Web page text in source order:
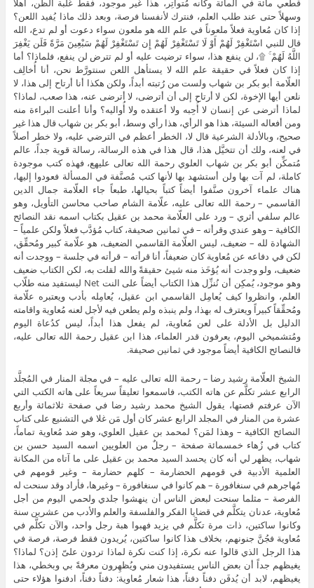
قطعي مائة في المائة وكأنه مُتواتِر، هذا غير موجود، فقط غلبة الظن، أهلاً
وسهلاً حتى عند طلب العلم، فنترك لأنفسنا فرصة، وبعد ذلك ماذا يُفيد اللعن؟
إذا كان مُعاوية فعلاً ملعوناً في علم الله هو ملعون سواء دعوت أو لم تدع، الله
قال للنبي اسْتَغْفِرْ لَهُمْ أَوْ لَا تَسْتَغْفِرْ لَهُمْ إِن تَسْتَغْفِرْ لَهُمْ سَبْعِينَ مَرَّةً فَلَن يَغْفِرَ
اللَّهُ لَهُمْ ۚ ۩، لن ينفع هذا، سواء ترضيت عليه أو لم تترض لن ينفع، فلماذا؟ أما
إذا كان فعلاً في حقيقة علم الله لا يستأهل اللعن سنتورَّط نحن، أنا أُخالِف
العلّامة أبو بكر بن شهاب ولست من رُتبته أبداً، ولكن هكذا أنا أرتاح إلى هذا، لا
نلعن أيها الإخوة، لكن لا أرتاح إلى أن أترضى، لا أترضى عنه، هذا صعب، لماذا؟
لماذا أترضى عن إنسان لا أُحِبه ولا أعتقده ولا أُواليه؟ وأنا أعلنت البراءة منه
ومن أفعاله السيئة، هذا هو الرأي، هذا رأي وسط، أبو بكر بن شهاب قال هذا غير
صحيح، وبالأدلة الشرعية قال لا، الخطر أعظم في الترضي عليه، ولا خطر أصلاً
في لعنه، ولك أن تتخيَّل هذا، قال هذا في هذه الرسالة، رسالة قوية جداً، عالم
مُتمكِّن أبو بكر بن شهاب العلوي رحمة الله تعالى عليهع، فهذه كتب موجودة
كاملة، لم آت بها ولن أستشهد بها لأنها كتب مُصنَّفة في المسألة فعودوا إليها،
هناك علماء آخرون صنَّفوا أيضاً كتباً بحيالها، طبعاً جاء العلّامة جمال الدين
القاسمي – رحمة الله تعالى عليه، علّامة الشام صاحب محاسن التأويل، وهو
عالم سلفي أثري – ورد على العلّامة محمد بن عقيل بكتاب اسمه نقد النصائح
الكافية – وهو عندي وقرأته – في ثمانين صحيفة، كتاب مُؤدَّب فعلاً ولكن علمياً –
الشهادة لله – ضعيف، ليس العلّامة القاسمي الضعيف، هو علّامة كبير ومُحقِّق،
لكن في دفاعه عن مُعاوية كان ضعيفاً، أنا قرأته – قرأته في جلسة – ووجدت أنه
ضعيف، ولو وجدت أنه يُؤخَذ منه شيئ حقيقةً والله لقلت به، لكن الكتاب ضعيف
وهو موجود، يُمكِن أن نُنزِّل هذا الكتاب أيضاً على النت Net ليستفيد منه طلّاب
العلم، وانظروا كيف يُعامِل القاسمي ابن عقيل، يُعامِله بأدب ويعتبره علّامة
ومُحقِّقاً كبيراً ويعترف له بهذا، ولم ينبذه ولم يطعن فيه لأجل لعنه مُعاوية واقامته
الدليل بل الأدلة على لعن مُعاوية، لم يفعل هذا أبداً، ليس كدُعاة اليوم
ومُتشميخي اليوم، يعرفون قدر العلماء، هذا ابن عقيل رحمة الله تعالى عليه،
فالنصائح الكافية أيضاً موجود في ثمانين صحيفة.
الشيخ العلّامة رشيد رضا – رحمة الله تعالى عليه – في مجلة المنار في المُجلَّد
الرابع عشر تكلَّم عن هاته الكتب، فاسمعوا تعليقاً سريعاً على هاته الكتب التي
الآن عرفتم قصتها، يقول الشيخ محمد رشيد رضا في صفحة ثلاثمائة وأربع
عشرة من المنار في المجلد الرابع عشر كان أول مَن غلا في التشنيع على كتاب
النصائح الكافية – وهذا لمَن؟ لمحمد بن عقيل العلوي، وهو ضد مُعاوية تماماً،
كتاب في زُهاء خمسمائة صفحة – رجلٌ من العلويين اسمه السيد حسن بن
شهاب، يظهر لي أنه كان يحسد السيد محمد بن عقيل على ما آتاه من المكانة
العلمية الأدبية في قومهم الحضارمة – كلهم حضارمة – وغير قومهم في
مُهاجرهم في سنغافورة – هم كانوا في سنغافورة – وغيرها، فأراد وقد سنحت له
الفرصة – مثلما سنحت لبعض الناس أن ينهشوا جلدي ولحمي اليوم من أجل
مُعاوية، عدنان يتكلَّم في قضايا الفكر والفلسفة والعلم والأدب من عشرين سنة
وكانوا ساكتين، ذات مرة تكلَّم في يزيد فهبوا هبة رجل واحد، والآن تكلَّم في
مُعاوية فجُنَّ جنونهم، بخلاف هذا كانوا ساكتين، يُريدون فقط فرصة، فرصة في
هذا الرجل الذي قالوا عنه نكرة، إذا كنت نكرة لماذا تردون علىّ إذن؟ لماذا؟
يغيظهم جداً أن بعض الناس يستفيدون مني ويُظهِرون معرفةً بي وبخطي، هذا
يغيظهم، لابد أن يُدفَن دفناً دفناً، هذا شعار مُعاوية: دفناً دفناً، ادفنوا هؤلاء حتى